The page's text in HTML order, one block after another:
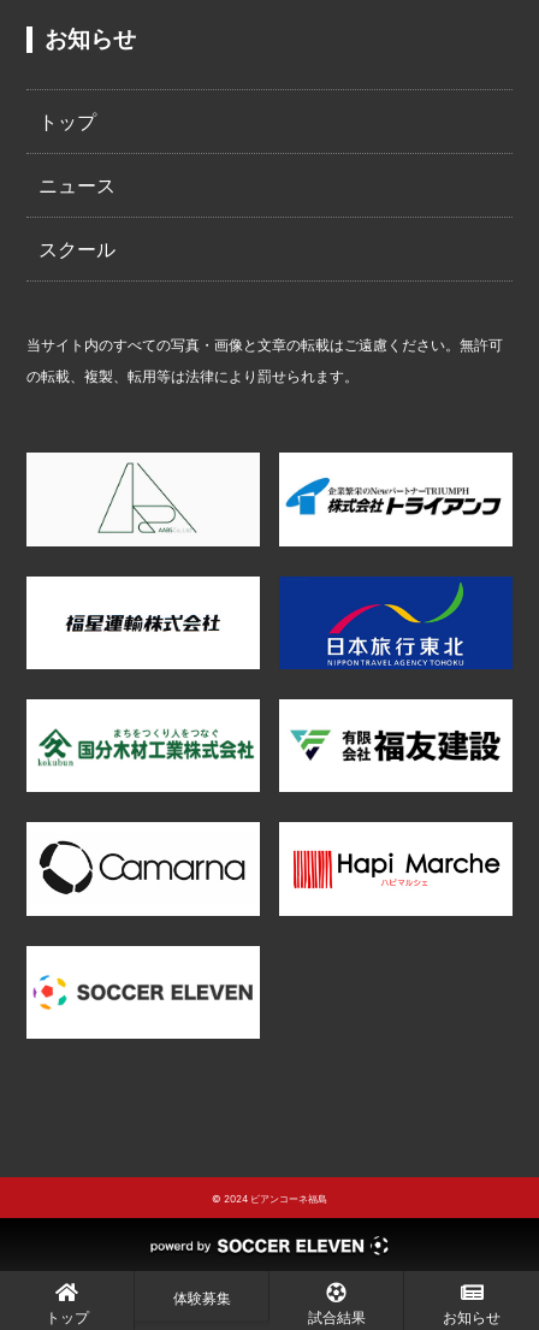
トップ
体験募集
試合結果
お知らせ
お知らせ
トップ
ニュース
スクール
当サイト内のすべての写真・画像と文章の転載はご遠慮ください。無許可
の転載、複製、転用等は法律により罰せられます。
© 2024 ビアンコーネ福島